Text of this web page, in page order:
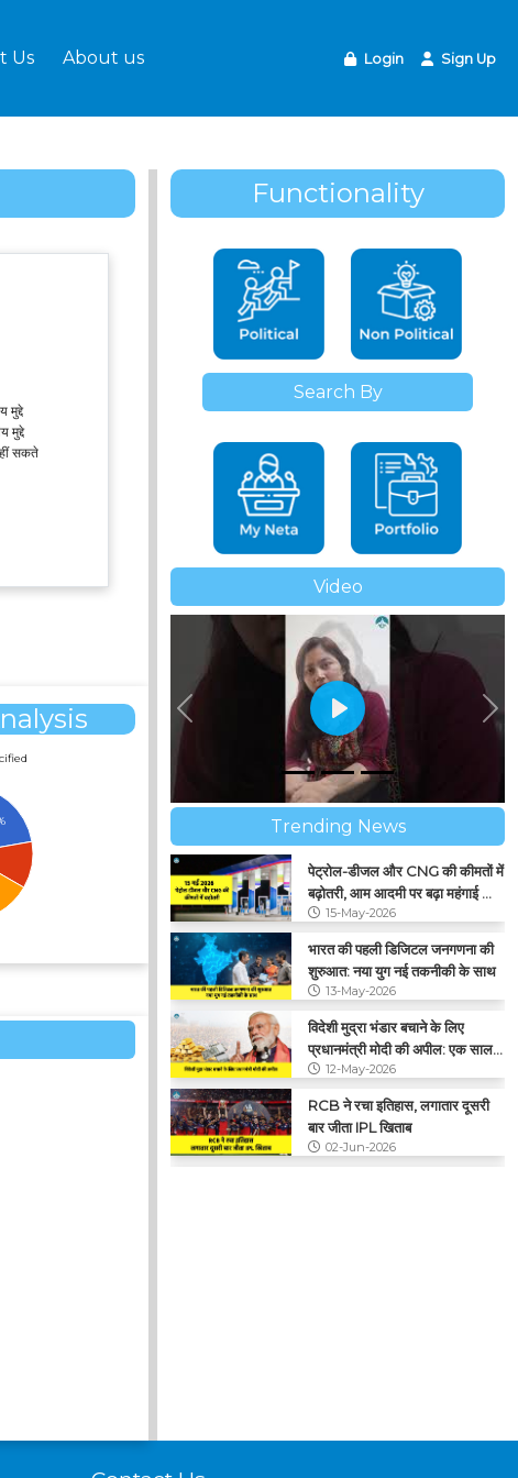
Us About us Login Sign Up
मुद्दे
मुद्दे
सकते
Functionality
Search By
Video
Previous
Trending News
पेट्रोल-डीजल और CNG की कीमतों में
बढ़ोतरी, आम आदमी पर बढ़ा महंगाई का
बोझ15-May-2026
भारत की पहली डिजिटल जनगणना की
शुरुआत: नया युग नई तकनीकी के साथ
13-May-2026
विदेशी मुद्रा भंडार बचाने के लिए
प्रधानमंत्री मोदी की अपील: एक साल
तक सोना न खरीदें
12-May-2026
RCB ने रचा इतिहास, लगातार दूसरी
बार जीता IPL खिताब
02-Jun-2026